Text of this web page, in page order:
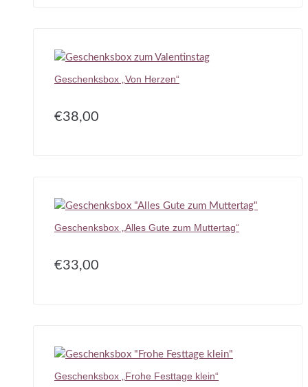
Geschenksbox „Von Herzen“
€38,00
Geschenksbox „Alles Gute zum Muttertag“
€33,00
Geschenksbox „Frohe Festtage klein“